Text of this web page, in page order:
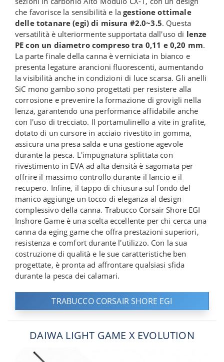
che favorisce la sensibilità e lagestione ottimale
delle totanare (egi) di misura #2.0~3.5. Questa
versatilità è ulteriormente supportata dall'uso di lenze
PE con un diametro compreso tra 0,11 e 0,20 mm.
La parte finale della canna è verniciata in bianco e
presenta legature arancioni fluorescenti, aumentando
la visibilità anche in condizioni di luce scarsa. Gli anelli
SiC mono gambo sono progettati per resistere alla
corrosione e prevenire la formazione di grovigli nella
lenza, garantendo una performance affidabile anche
con l'uso di trecciato. Il portamulinello a vite in grafite,
dotato di un cursore in acciaio rivestito in gomma,
assicura una presa salda e una gestione agevole
durante la pesca. L'impugnatura splittata con
rivestimento in EVA ad alta densità è sagomata per
offrire il massimo controllo durante il lancio e il
recupero. Infine, il tappo di chiusura sul fondo del
manico aggiunge un tocco di eleganza al design
complessivo della canna. Trabucco Corsair Shore EGI
Inshore Game è una scelta eccellente per chi cerca una
canna da eging game che offra prestazioni superiori,
resistenza e comfort durante l'utilizzo. Con la sua
costruzione di qualità e le sue caratteristiche ben
progettate, è pronta ad affrontare qualsiasi sfida
durante la pesca dei calamari.
TRABUCCO CORSAIR SHORE EGI
DAIWA LIGHT GAME X EVOLUTION